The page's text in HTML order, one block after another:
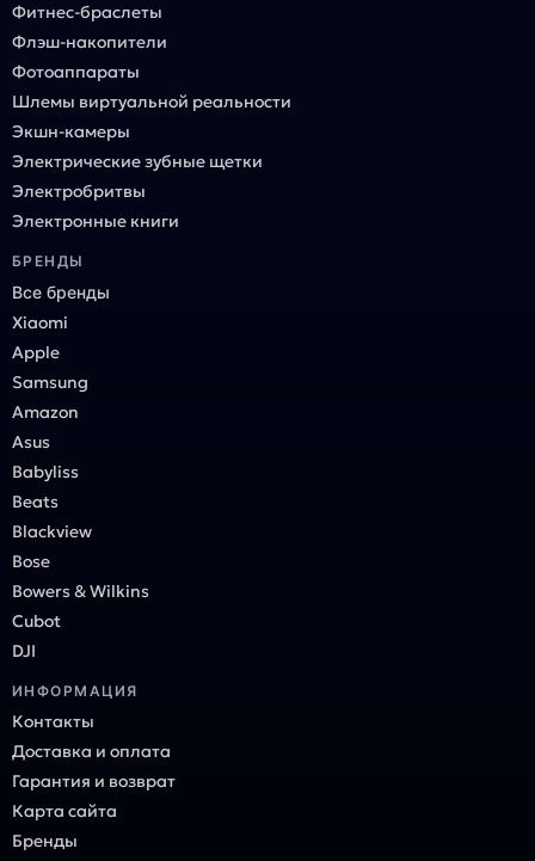
Фитнес-браслеты
Флэш-накопители
Фотоаппараты
Шлемы виртуальной реальности
Экшн-камеры
Электрические зубные щетки
Электробритвы
Электронные книги
БРЕНДЫ
Все бренды
Xiaomi
Apple
Samsung
Amazon
Asus
Babyliss
Beats
Blackview
Bose
Bowers & Wilkins
Cubot
DJI
ИНФОРМАЦИЯ
Контакты
Доставка и оплата
Гарантия и возврат
Карта сайта
Бренды